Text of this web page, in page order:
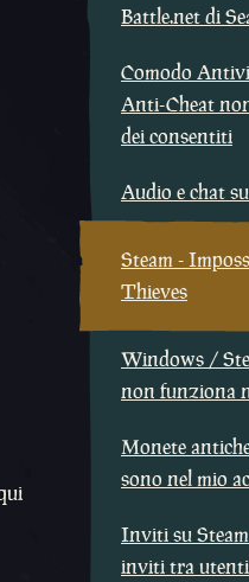
Battle.net di
Comodo
Anti-Cheat
dei consentiti
Audio e chat
Steam -
Thieves
Windows /
non funziona
Monete
sono nel mio
Inviti su
inviti tra utenti